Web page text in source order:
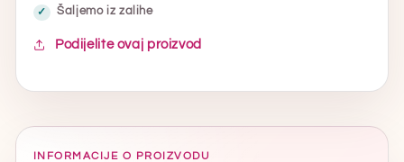
Šaljemo iz zalihe
Podijelite ovaj proizvod
INFORMACIJE O PROIZVODU